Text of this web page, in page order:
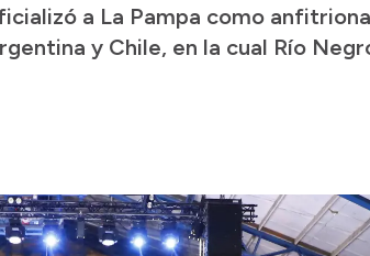
a La Pampa como
y Chile, en la cual Río